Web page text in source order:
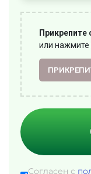
Прикрепите
или нажмите
Согласен с